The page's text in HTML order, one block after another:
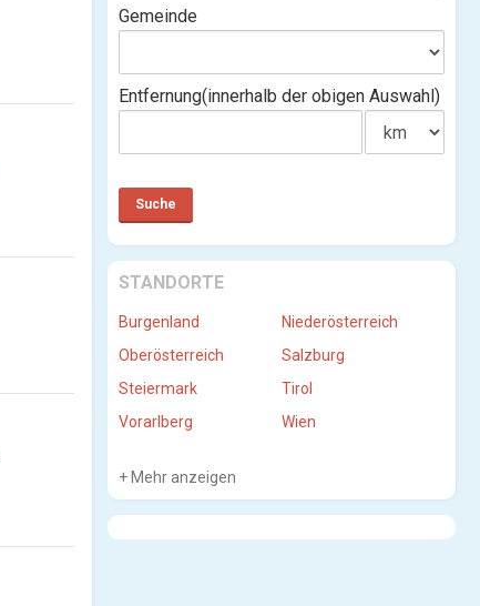
Gemeinde
Entfernung(innerhalb der obigen Auswahl)
STANDORTE
Burgenland
Niederösterreich
Oberösterreich
Salzburg
Steiermark
Tirol
Vorarlberg
Wien
Mehr anzeigen